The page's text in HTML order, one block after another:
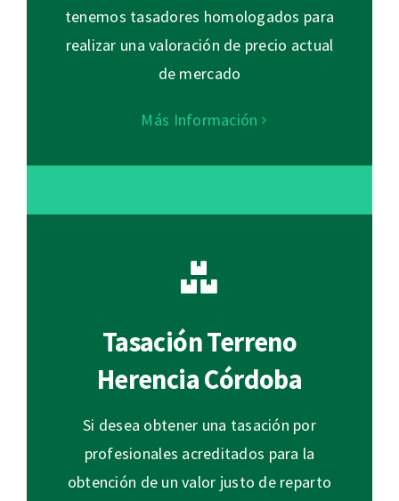
tenemos tasadores homologados para
realizar una valoración de precio actual
de mercado
Más Información
Tasación Terreno
Herencia Córdoba
Si desea obtener una tasación por
profesionales acreditados para la
obtención de un valor justo de reparto